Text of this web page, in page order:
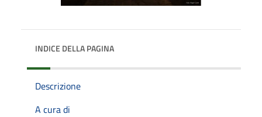
INDICE DELLA PAGINA
Descrizione
A cura di